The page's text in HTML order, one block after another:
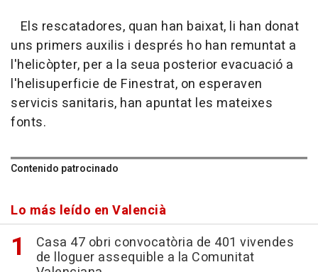
Els rescatadores, quan han baixat, li han donat
uns primers auxilis i després ho han remuntat a
l'helicòpter, per a la seua posterior evacuació a
l'helisuperficie de Finestrat, on esperaven
servicis sanitaris, han apuntat les mateixes
fonts.
Contenido patrocinado
Lo más leído en Valencià
Casa 47 obri convocatòria de 401 vivendes
de lloguer assequible a la Comunitat